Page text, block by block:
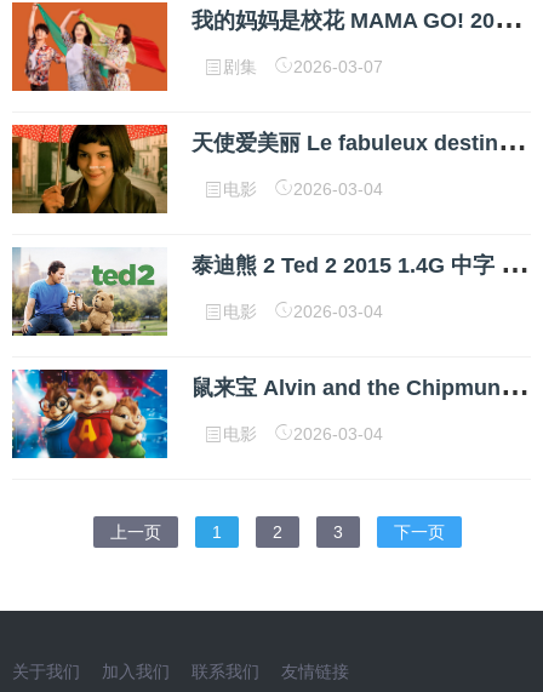
我
的妈妈是校花 MAMA GO! 2026 4K HDR 60fps 内封简中 24 集全 网盘下载
剧集 2026-03-07
天
使爱美丽 Le fabuleux destin d'Amélie Poulain 2001 2.2G 中字 网盘下载
电影 2026-03-04
泰
迪熊 2 Ted 2 2015 1.4G 中字 网盘下载
电影 2026-03-04
鼠
来宝 Alvin and the Chipmunks BD720p 2.9G 中字 网盘下载
电影 2026-03-04
上一页 1 2 3 下一页
关于我们 加入我们 联系我们 友情链接